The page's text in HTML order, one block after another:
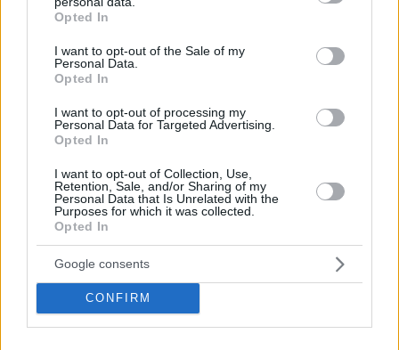
grant or deny consent to Google and its third-party tags to
use your data for below specified purposes in below Google
consent section.
Opted In
I want to opt-out of the Sale of my
Personal Data.
Opted In
I want to opt-out of processing my
Personal Data for Targeted Advertising.
Opted In
I want to opt-out of Collection, Use,
Retention, Sale, and/or Sharing of my
Personal Data that Is Unrelated with the
Purposes for which it was collected.
Opted In
Google consents
CONFIRM
Ειδήσεις
Μελέτη Bank of America: Η Gen Z αποταμιεύει λιγότερο
από κάθε άλλη γενιά, ωστόσο συνεχίζει να ξοδεύει
πριν 6 λεπτά
Δείτε πώς και τι μπορείτε να ταΐσετε έναν σκύλο που
δεν έχει δόντια
πριν 8 λεπτά
Δημοσίευμα-«κόλαφος» της Daily Mail για κρυφές
χρεώσεις από μπαρ κι εστιατόρια στην Κέρκυρα: «Μας
αντιμετωπίζουν σαν πορτοφόλια με πόδια» λένε
τουρίστες
πριν 10 λεπτά
«Εάν γυρνούσα πίσω, δεν θα την έβρισκα ποτέ πια όπως
την κρατώ μέσα μου»: Η Αλεξάνδρεια του ηθοποιού
Πέρη Μιχαηλίδη